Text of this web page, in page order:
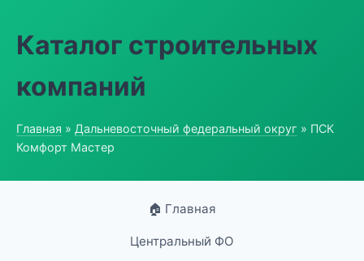
Каталог строительных
компаний
Главная » Дальневосточный федеральный округ » ПСК
Комфорт Мастер
🏠 Главная
Центральный ФО